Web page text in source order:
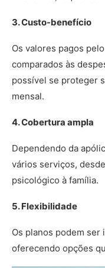
3. Custo-benefício
Os valores pagos
comparados às
possível se proteger
mensal.
4. Cobertura ampla
Dependendo da
vários serviços,
psicológico à família.
5. Flexibilidade
Os planos podem ser
oferecendo opções